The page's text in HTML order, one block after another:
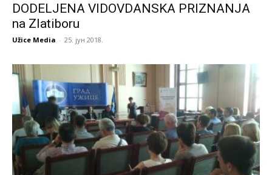
DODELJENA VIDOVDANSKA PRIZNANJA
na Zlatiboru
Užice Media - 25. јун 2018.